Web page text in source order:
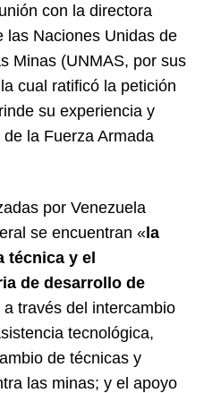
con la directora
las Naciones Unidas de
Minas (UNMAS, por sus
cual ratificó la petición
su experiencia y
la Fuerza Armada
por Venezuela
se encuentran «la
técnica y el
de desarrollo de
a través del intercambio
tecnológica,
de técnicas y
las minas; y el apoyo